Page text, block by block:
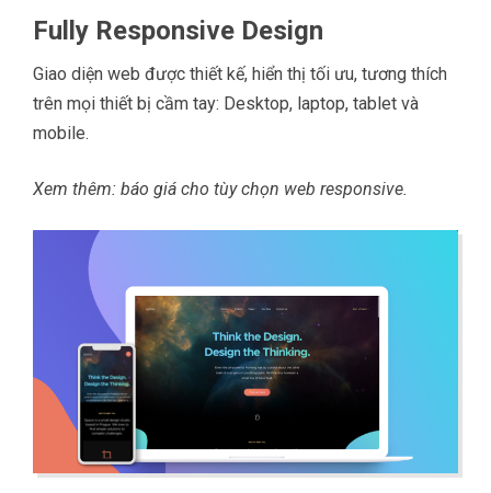
Fully Responsive Design
Giao diện web được thiết kế, hiển thị tối ưu, tương thích
trên mọi thiết bị cầm tay: Desktop, laptop, tablet và
mobile.
Xem thêm: báo giá cho tùy chọn web responsive.